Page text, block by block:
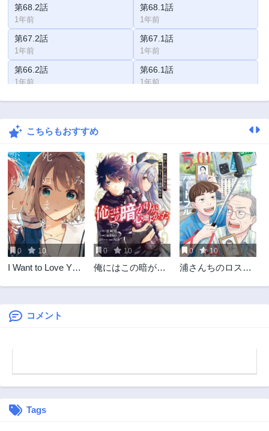
第68.2話
1年前
第68.1話
1年前
第67.2話
1年前
第67.1話
1年前
第66.2話
1年前
第66.1話
1年前
第65.2話 第65.1話
第64.2話
第63.2話
2年前
第63.1話
2年前
第62.2話
2年前
第62.1話
2年前
第62話
2年前
第61.2話
2年前
第61.1話
2年前
第61話
2年前
第60.2話 第60.1話
第59.2話
第57.2話
こちらもおすすめ
0 10
I Want to Love You
Wish is to Fall In
Love Until You Die
到生命尽头
0 10
俺にはこの暗がり
世界生活、神の気
0 10
浦さんちのロスタ
コメント
Tags